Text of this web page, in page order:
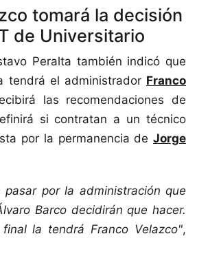
tomará la decisión
de Universitario
Peralta también indicó que
tendrá el administrador Franco
las recomendaciones de
si contratan a un técnico
por la permanencia de Jorge
por la administración que
Barco decidirán que hacer.
la tendrá Franco Velazco",